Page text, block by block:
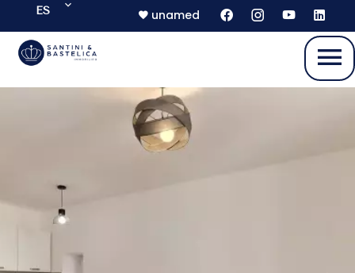
ES unamed